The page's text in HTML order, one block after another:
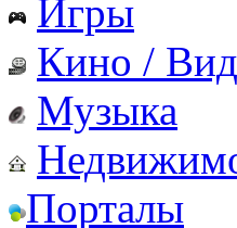
Игры
Кино /
Музыка
Порталы